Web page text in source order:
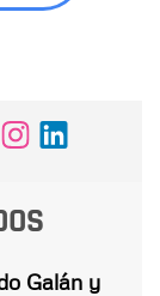
Galán y